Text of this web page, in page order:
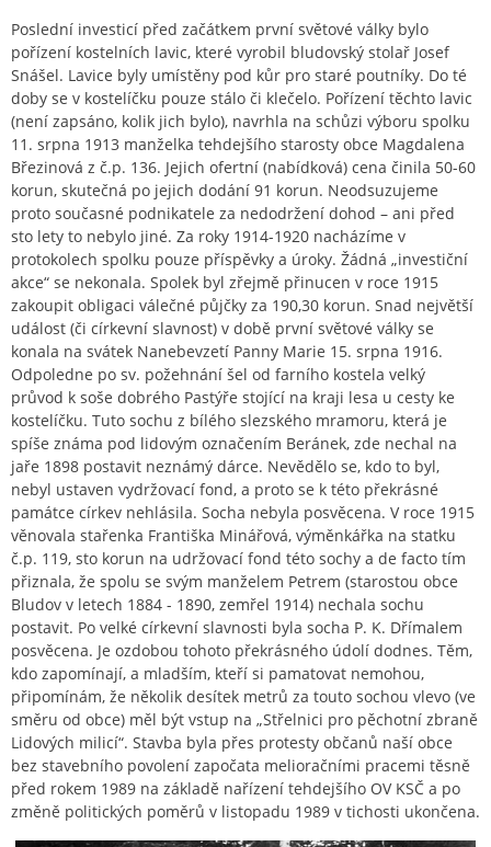
Poslední investicí před začátkem první světové války bylo
pořízení kostelních lavic, které vyrobil bludovský stolař Josef
Snášel. Lavice byly umístěny pod kůr pro staré poutníky. Do té
doby se v kostelíčku pouze stálo či klečelo. Pořízení těchto lavic
(není zapsáno, kolik jich bylo), navrhla na schůzi výboru spolku
11. srpna 1913 manželka tehdejšího starosty obce Magdalena
Březinová z č.p. 136. Jejich ofertní (nabídková) cena činila 50-60
korun, skutečná po jejich dodání 91 korun. Neodsuzujeme
proto současné podnikatele za nedodržení dohod – ani před
sto lety to nebylo jiné. Za roky 1914-1920 nacházíme v
protokolech spolku pouze příspěvky a úroky. Žádná „investiční
akce“ se nekonala. Spolek byl zřejmě přinucen v roce 1915
zakoupit obligaci válečné půjčky za 190,30 korun. Snad největší
událost (či církevní slavnost) v době první světové války se
konala na svátek Nanebevzetí Panny Marie 15. srpna 1916.
Odpoledne po sv. požehnání šel od farního kostela velký
průvod k soše dobrého Pastýře stojící na kraji lesa u cesty ke
kostelíčku. Tuto sochu z bílého slezského mramoru, která je
spíše známa pod lidovým označením Beránek, zde nechal na
jaře 1898 postavit neznámý dárce. Nevědělo se, kdo to byl,
nebyl ustaven vydržovací fond, a proto se k této překrásné
památce církev nehlásila. Socha nebyla posvěcena. V roce 1915
věnovala stařenka Františka Minářová, výměnkářka na statku
č.p. 119, sto korun na udržovací fond této sochy a de facto tím
přiznala, že spolu se svým manželem Petrem (starostou obce
Bludov v letech 1884 - 1890, zemřel 1914) nechala sochu
postavit. Po velké církevní slavnosti byla socha P. K. Dřímalem
posvěcena. Je ozdobou tohoto překrásného údolí dodnes. Těm,
kdo zapomínají, a mladším, kteří si pamatovat nemohou,
připomínám, že několik desítek metrů za touto sochou vlevo (ve
směru od obce) měl být vstup na „Střelnici pro pěchotní zbraně
Lidových milicí“. Stavba byla přes protesty občanů naší obce
bez stavebního povolení započata melioračními pracemi těsně
před rokem 1989 na základě nařízení tehdejšího OV KSČ a po
změně politických poměrů v listopadu 1989 v tichosti ukončena.